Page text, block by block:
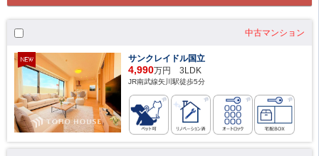
中古マンション
サンクレイドル国立
4,990万円 3LDK
JR南武線矢川駅徒歩5分